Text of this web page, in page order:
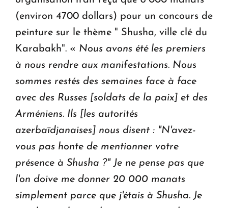
(environ 4700 dollars) pour un concours de
peinture sur le thème " Shusha, ville clé du
Karabakh". « Nous avons été les premiers
à nous rendre aux manifestations. Nous
sommes restés des semaines face à face
avec des Russes [soldats de la paix] et des
Arméniens. Ils [les autorités
azerbaïdjanaises] nous disent : "N'avez-
vous pas honte de mentionner votre
présence à Shusha ?" Je ne pense pas que
l'on doive me donner 20 000 manats
simplement parce que j'étais à Shusha. Je